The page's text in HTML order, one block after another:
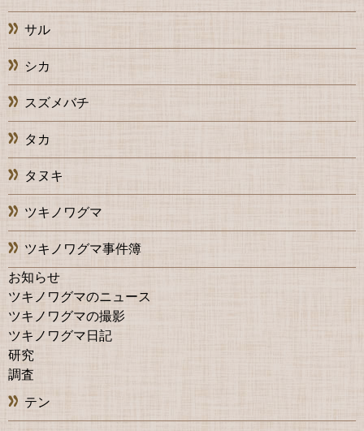
サル
シカ
スズメバチ
タカ
タヌキ
ツキノワグマ
ツキノワグマ事件簿
お知らせ
ツキノワグマのニュース
ツキノワグマの撮影
ツキノワグマ日記
研究
調査
テン